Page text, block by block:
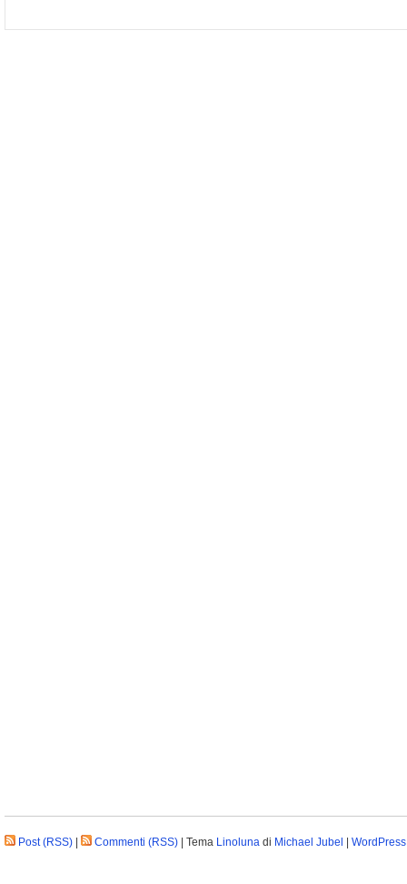
Post (RSS) Commenti (RSS) | Tema Linoluna di Michael Jubel WordPress